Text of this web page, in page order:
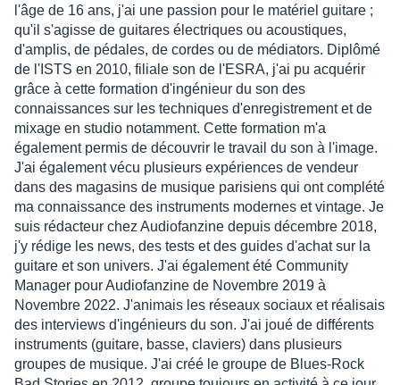
l'âge de 16 ans, j'ai une passion pour le matériel guitare ;
qu'il s'agisse de guitares électriques ou acoustiques,
d'amplis, de pédales, de cordes ou de médiators. Diplômé
de l'ISTS en 2010, filiale son de l'ESRA, j'ai pu acquérir
grâce à cette formation d'ingénieur du son des
connaissances sur les techniques d'enregistrement et de
mixage en studio notamment. Cette formation m'a
également permis de découvrir le travail du son à l'image.
J'ai également vécu plusieurs expériences de vendeur
dans des magasins de musique parisiens qui ont complété
ma connaissance des instruments modernes et vintage. Je
suis rédacteur chez Audiofanzine depuis décembre 2018,
j'y rédige les news, des tests et des guides d'achat sur la
guitare et son univers. J'ai également été Community
Manager pour Audiofanzine de Novembre 2019 à
Novembre 2022. J'animais les réseaux sociaux et réalisais
des interviews d'ingénieurs du son. J'ai joué de différents
instruments (guitare, basse, claviers) dans plusieurs
groupes de musique. J'ai créé le groupe de Blues-Rock